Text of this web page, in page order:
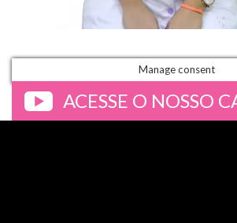
Manage consent
ACESSE O NOSSO